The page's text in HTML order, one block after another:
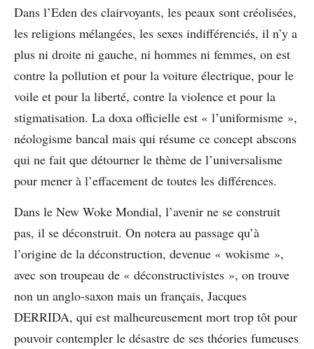
Dans l’Eden des clairvoyants, les peaux sont créolisées,
les religions mélangées, les sexes indifférenciés, il n’y a
plus ni droite ni gauche, ni hommes ni femmes, on est
contre la pollution et pour la voiture électrique, pour le
voile et pour la liberté, contre la violence et pour la
stigmatisation. La doxa officielle est « l’uniformisme »,
néologisme bancal mais qui résume ce concept abscons
qui ne fait que détourner le thème de l’universalisme
pour mener à l’effacement de toutes les différences.
Dans le New Woke Mondial, l’avenir ne se construit
pas, il se déconstruit. On notera au passage qu’à
l’origine de la déconstruction, devenue « wokisme »,
avec son troupeau de « déconstructivistes », on trouve
non un anglo-saxon mais un français, Jacques
DERRIDA, qui est malheureusement mort trop tôt pour
pouvoir contempler le désastre de ses théories fumeuses